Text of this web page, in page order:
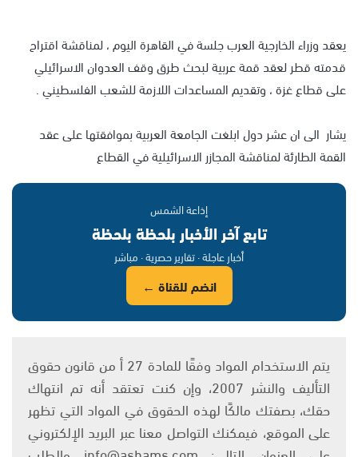
يعقد وزراء الخارجية العرب جلسة في القاهرة اليوم ، لمناقشة اقتراح
قدمته قطر لعقد قمة عربية لبحث طرق وقف العدوان الاسرائيلي
على قطاع غزة ، وتقديم المساعدات اللازمة للشعب الفلسطيني .
يشار الى ان عشر دول ابلغت الجامعة العربية بموافقتها على عقد
القمة الطارئة لمناقشة المجازر الاسرائيلية في القطاع
إذاعة الشمس
تابع آخر الأخبار بلحظة بلحظة
أخبار عاجلة · تقارير حصرية · مباشر
انضم للقناة ←
يتم الاستخدام المواد وفقًا للمادة 27 أ من قانون حقوق
التأليف والنشر 2007، وإن كنت تعتقد أنه تم انتهاك
حقك، بصفتك مالكًا لهذه الحقوق في المواد التي تظهر
على الموقع، فيمكنك التواصل معنا عبر البريد الإلكتروني